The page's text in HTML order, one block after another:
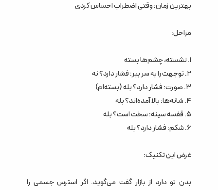
بهترین زمان: وقتی اضطراب احساس کردی
مراحل:
۱. نشسته، چشم‌ها بسته
۲. توجهت را به سر ببر: فشار دارد؟ نه
۳. صورت: فشار دارد؟ بله (بسته‌ام)
۴. شانه‌ها: بالا آمده‌اند؟ بله
۵. قفسه سینه: سخت است؟ بله
۶. شکم: فشار دارد؟ بله
غرض این تکنیک:
بدن تو دارد از بازار گفت می‌گوید. اگر استرس جسمی را